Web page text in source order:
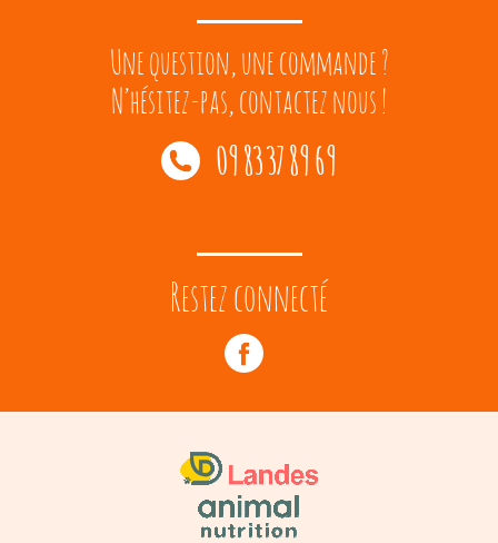
Une question, une commande ?
N’hésitez-pas, contactez nous !
09 83 37 89 69
Restez connecté